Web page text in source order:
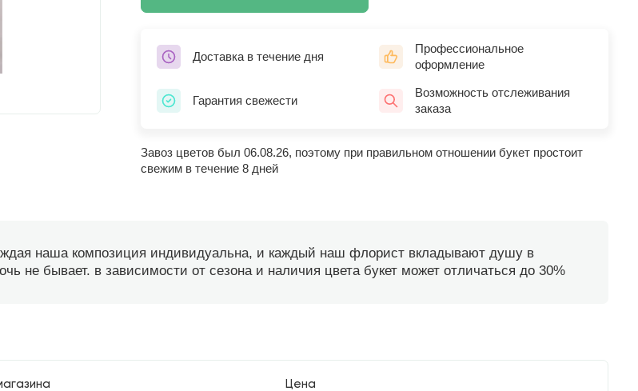
Доставка в течение дня
Профессиональное
оформление
Гарантия свежести
Возможность отслеживания
заказа
Завоз цветов был 06.08.26, поэтому при правильном отношении букет простоит
свежим в течение 8 дней
наша композиция индивидуальна, и каждый наш флорист вкладывают душу в
не бывает. в зависимости от сезона и наличия цвета букет может отличаться до 30%
Цена